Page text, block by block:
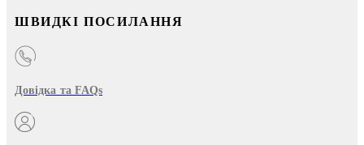
ШВИДКІ ПОСИЛАННЯ
Довідка та FAQs